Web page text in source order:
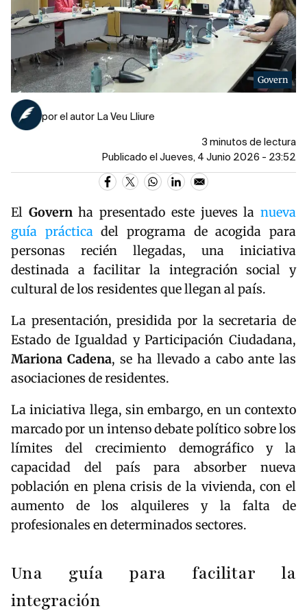
Govern
por el autor La Veu Lliure
3 minutos de lectura
Publicado el Jueves, 4 Junio 2026 - 23:52
El Governha presentado este jueves lanueva
guía prácticadel programa de acogida para
personas recién llegadas, una iniciativa
destinada a facilitar la integración social y
cultural de los residentes que llegan al país.
La presentación, presidida por la secretaria de
Estado de Igualdad y Participación Ciudadana,
Mariona Cadena, se ha llevado a cabo ante las
asociaciones de residentes.
La iniciativa llega, sin embargo, en un contexto
marcado por un intenso debate político sobre los
límites del crecimiento demográfico y la
capacidad del país para absorber nueva
población en plena crisis de la vivienda, con el
aumento de los alquileres y la falta de
profesionales en determinados sectores.
Una guía para facilitar la
integración